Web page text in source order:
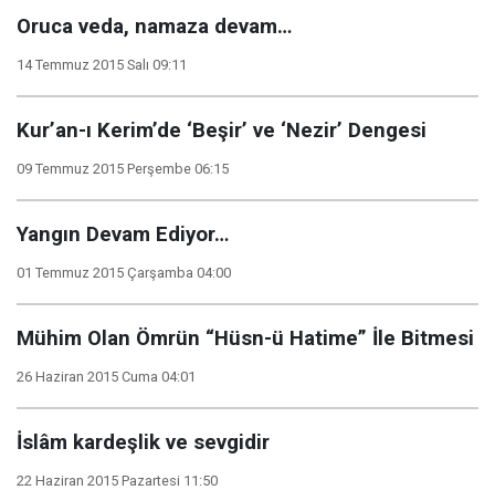
Oruca veda, namaza devam…
14 Temmuz 2015 Salı 09:11
Kur’an-ı Kerim’de ‘Beşir’ ve ‘Nezir’ Dengesi
09 Temmuz 2015 Perşembe 06:15
Yangın Devam Ediyor…
01 Temmuz 2015 Çarşamba 04:00
Mühim Olan Ömrün “Hüsn-ü Hatime” İle Bitmesi
26 Haziran 2015 Cuma 04:01
İslâm kardeşlik ve sevgidir
22 Haziran 2015 Pazartesi 11:50